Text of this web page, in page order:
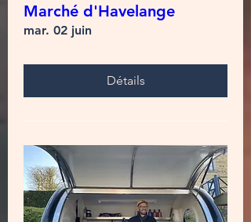
Marché d'Havelange
mar. 02 juin
Détails